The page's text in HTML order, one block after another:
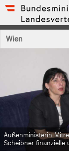
Wien
Außenministerin
Scheibner finanzielle